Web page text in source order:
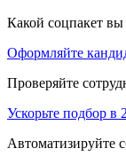
Какой соцпакет
Оформляйте
Проверяйте
Ускорьте подбор в
Автоматизируйте